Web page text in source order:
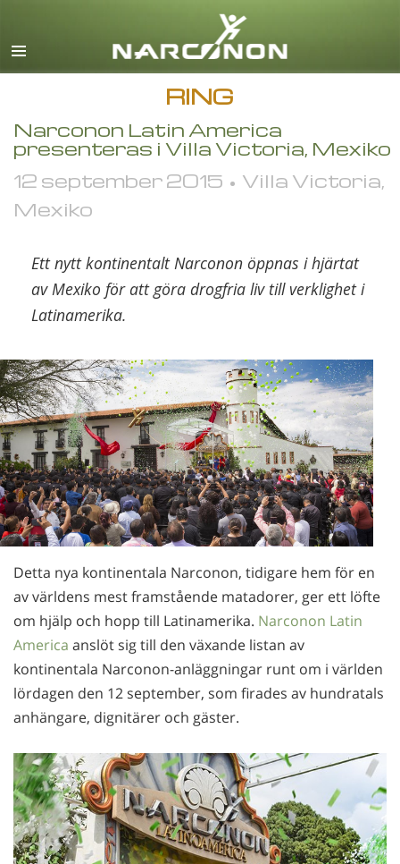
Dansk
Español
Français
Italiano
Nederlands
Norsk
Portuguès
Ryska
Svenska
Kinesiska
Arabiska
Nepali
Ukrainska
Kroatiska
Tjeckiska
RING
Narconon Latin America
presenteras i Villa Victoria, Mexiko
12 september 2015 • Villa Victoria,
Mexiko
Ett nytt kontinentalt Narconon öppnas i hjärtat
av Mexiko för att göra drogfria liv till verklighet i
Latinamerika.
Detta nya kontinentala Narconon, tidigare hem för en
av världens mest framstående matadorer, ger ett löfte
om hjälp och hopp till Latinamerika. Narconon Latin
America anslöt sig till den växande listan av
kontinentala Narconon-anläggningar runt om i världen
lördagen den 12 september, som firades av hundratals
anhängare, dignitärer och gäster.